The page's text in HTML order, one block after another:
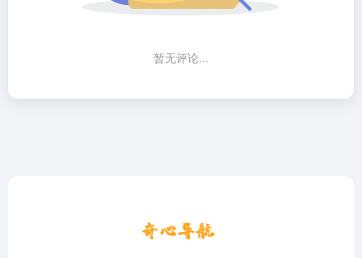
暂无评论...